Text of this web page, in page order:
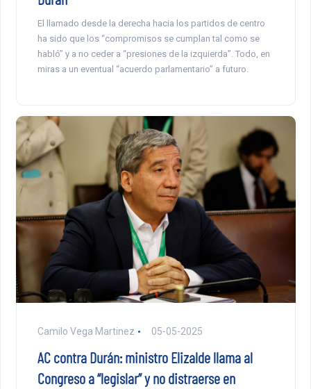
El llamado desde la derecha hacia los partidos de centro
ha sido que los “compromisos se cumplan tal como se
habló” y a no ceder a “presiones de la izquierda”. Todo, en
miras a un eventual “acuerdo parlamentario” a futuro.
Camilo Vega Martinez 05-05-2025
AC contra Durán: ministro Elizalde llama al
Congreso a “legislar” y no distraerse en